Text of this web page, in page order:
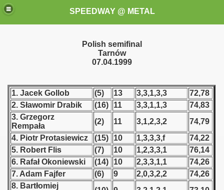
SPEEDWAY @ METAL
Polish semifinal
Tarnów
07.04.1999
1. Jacek Gollob (5) 13 3,3,1,3,3
72,78
2. Sławomir Drabik
(16) 11 3,3,1,1,3
74,83
3. Grzegorz
Rempała
(2) 11 3,1,2,3,2
74,79
4. Piotr Protasiewicz
(15) 10 1,3,3,3,f
74,22
5. Robert Flis
(7) 10 1,2,3,3,1
76,14
6. Rafał Okoniewski
(14) 10 2,3,3,1,1
74,26
7. Adam Fajfer
(6) 9 2,0,3,2,2
74,26
8. Bartłomiej
these speedway programms)
(My speedway programmes to exchange or sale)
Świata (World Speedway Championship)